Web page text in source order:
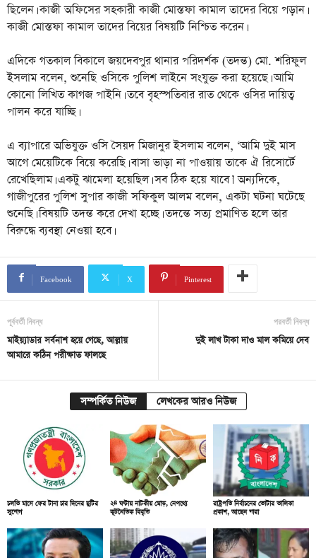
ছিলেন। কাজী অফিসের সহকারী কাজী মোস্তফা কামাল তাদের বিয়ে পড়ান।
কাজী মোস্তফা কামাল তাদের বিয়ের বিষয়টি নিশ্চিত করেন।
এদিকে গতকাল বিকালে জয়দেবপুর থানার পরিদর্শক (তদন্ত) মো. শরিফুল
ইসলাম বলেন, শুনেছি ওসিকে পুলিশ লাইনে সংযুক্ত করা হয়েছে। আমি
কোনো লিখিত কাগজ পাইনি। তবে বৃহস্পতিবার রাত থেকে ওসির দায়িত্ব
পালন করে যাচ্ছি।
এ ব্যাপারে অভিযুক্ত ওসি সৈয়দ মিজানুর ইসলাম বলেন, ‘আমি দুই মাস
আগে মেয়েটিকে বিয়ে করেছি। বাসা ভাড়া না পাওয়ায় তাকে ঐ রিসোর্টে
রেখেছিলাম। একটু ঝামেলা হয়েছিল। সব ঠিক হয়ে যাবে।’ অন্যদিকে,
গাজীপুরের পুলিশ সুপার কাজী সফিকুল আলম বলেন, একটা ঘটনা ঘটেছে
শুনেছি। বিষয়টি তদন্ত করে দেখা হচ্ছে। তদন্তে সত্য প্রমাণিত হলে তার
বিরুদ্ধে ব্যবস্থা নেওয়া হবে।
Facebook X Pinterest
পূর্ববর্তী নিবন্ধ
মাইয়্যাডার সর্বনাশ হয়ে গেছে, আল্লায়
আমারে কঠিন পরীক্ষাত ফালছে
পরবর্তী নিবন্ধ
দুই লাখ টাকা দাও মাল কমিয়ে দেব
সম্পর্কিত নিউজ লেখকের আরও নিউজ
চলতি মাসে ফের টানা চার দিনের ছুটির
সুযোগ
২৪ ঘণ্টায় নাটকীয় মোড়, নেপথ্যে
কূটনৈতিক বিবৃতি
রাষ্ট্রপতি নির্বাচনের ভোটার তালিকা
প্রকাশ, আছেন যারা